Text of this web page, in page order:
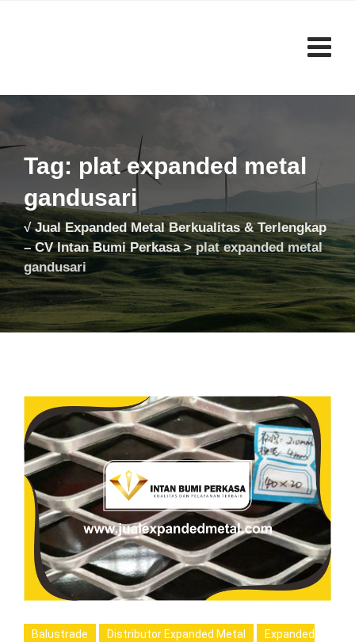
Tag: plat expanded metal
gandusari
√ Jual Expanded Metal Berkualitas & Terlengkap
– CV Intan Bumi Perkasa>plat expanded metal
gandusari
Balustrade Distributor Expanded Metal
Expanded